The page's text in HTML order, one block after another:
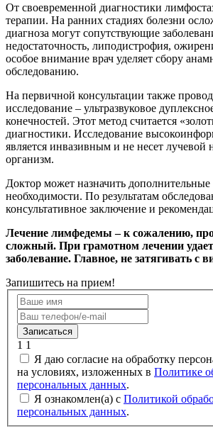
От своевременной диагностики
терапии. На ранних стадиях болезни
диагноза могут сопутствующие
недостаточность, липодистрофия,
особое внимание врач уделяет сбору
обследованию.
На первичной консультации также
исследование – ультразвуковое
конечностей. Этот метод считается
диагностики. Исследование
является инвазивным и не несет лучевой
организм.
Доктор может назначить
необходимости. По результатам
консультативное заключение и
Лечение лимфедемы – к сожалению,
сложный. При грамотном лечении
заболевание. Главное, не затягивать с
Запишитесь на прием!
Записаться
1 1
на условиях, изложенных в Политике
персональных данных.
Я ознакомлен(а) с Политикой
персональных данных.